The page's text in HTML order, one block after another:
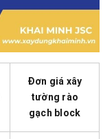
Đơn giá xây
tường rào
gạch block